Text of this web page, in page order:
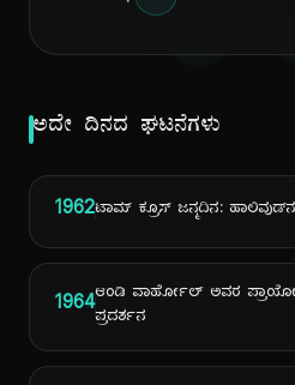
ಅದೇ ದಿನದ ಘಟನೆಗಳು
1962ಟಾಮ್ ಕ್ರೂಸ್ ಜನ್ಮದಿನ:
1964ಆಂಡಿ ವಾರ್ಹೋಲ್ ಅವರ
ಪ್ರದರ್ಶನ